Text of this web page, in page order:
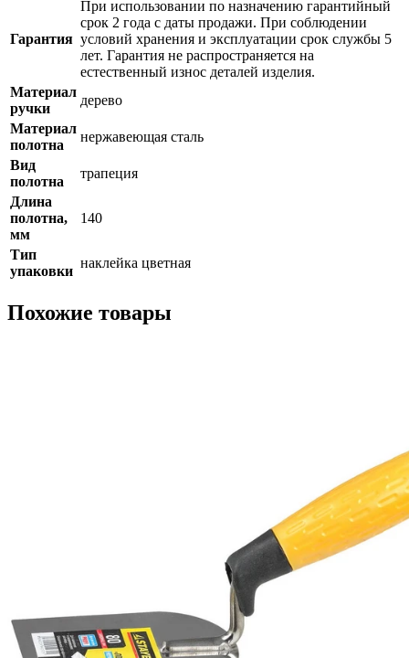
Гарантия
При использовании по назначению гарантийный
срок 2 года с даты продажи. При соблюдении
условий хранения и эксплуатации срок службы 5
лет. Гарантия не распространяется на
естественный износ деталей изделия.
Материал
ручки
дерево
Материал
полотна
нержавеющая сталь
Вид
полотна
трапеция
Длина
полотна,
мм
140
Тип
упаковки
наклейка цветная
Похожие товары